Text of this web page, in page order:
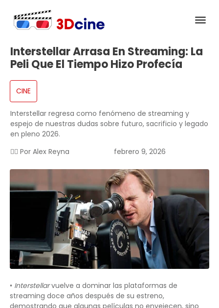
Interstellar Arrasa En Streaming: La
Peli Que El Tiempo Hizo Profecía
CINE
Interstellar regresa como fenómeno de streaming y
espejo de nuestras dudas sobre futuro, sacrificio y legado
en pleno 2026.
✍🏻 Por Alex Reyna febrero 9, 2026
• Interstellarvuelve a dominar las plataformas de
streaming doce años después de su estreno,